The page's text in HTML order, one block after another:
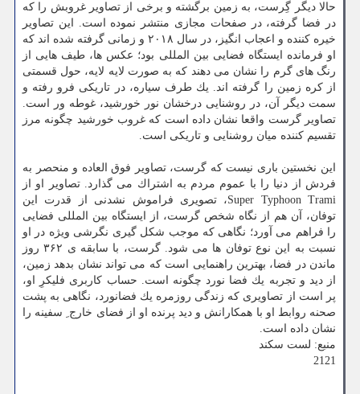
حالا دیگر گِرست، به زمین برگشته و برخی از تصاویر غروبش را كه
در فضا گرفته، در صفحات مجازی منتشر نموده است. این تصاویر
خیره كننده و اعجاب انگیز، در سال ۲۰۱۸ و زمانی گرفته شده اند كه
او فرمانده ایستگاه فضایی بین المللی بود؛ عكس ها، طیف هایی از
رنگ های گرم را نشان می دهند كه به صورت لایه لایه، حول قسمتی
از كره زمین را گرفته اند. یك طرف سیاره، در تاریكی فرو رفته و
سمت دیگر آن، در روشنایی درخشان نور خورشید، غوطه ور است.
تصاویر گرست واقعا نشان داده است كه غروب خورشید چگونه مرز
تقسیم كننده میان روشنایی و تاریكی است.
این نخستین باری نیست كه گرست، تصاویر فوق العاده و منحصر به
فردش از دنیا را با عموم مردم به اشتراك می گذارد. تصاویر او از
Super Typhoon Trami، تصویری فراموش نشدنی از قدرت این
توفان، آن هم از نگاه شخص گرست، از ایستگاه بین المللی فضایی
را فراهم می آورد؛ نگاهی كه موجب شكل گیری نگرشی ویژه در او
نسبت به این نوع توفان ها می شود. گرست، با سابقه ی ۳۶۲ روز
ماندن در فضا، بهترین راهنمایی است كه می تواند نشان بدهد زمین،
از دید و تجربه یك فضا نورد چگونه است. حساب كاربری فلیكرِ او،
پر است از تصاویری كه زندگی روزمره یك فضانورد، نگاهی به پشت
صحنه روابط او با همكارانش و دید پرنده او از فضای خارج ِ سفینه را
نشان داده است.
منبع: لست سكند
2121